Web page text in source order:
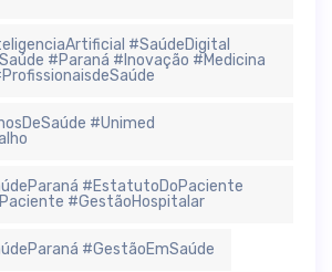
#SaúdeDigital
#Paraná #Inovação #Medicina
#Unimed
#EstatutoDoPaciente
#GestãoHospitalar
#GestãoEmSaúde